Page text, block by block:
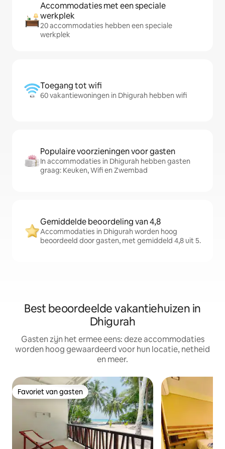
Accommodaties met een speciale
werkplek
20 accommodaties hebben een speciale
werkplek
Toegang tot wifi
60 vakantiewoningen in Dhigurah hebben wifi
Populaire voorzieningen voor gasten
In accommodaties in Dhigurah hebben gasten
graag: Keuken, Wifi en Zwembad
Gemiddelde beoordeling van 4,8
Accommodaties in Dhigurah worden hoog
beoordeeld door gasten, met gemiddeld 4,8 uit 5.
Best beoordeelde vakantiehuizen in
Dhigurah
Gasten zijn het ermee eens: deze accommodaties
worden hoog gewaardeerd voor hun locatie, netheid
en meer.
Favoriet van gasten
Favoriet van gasten